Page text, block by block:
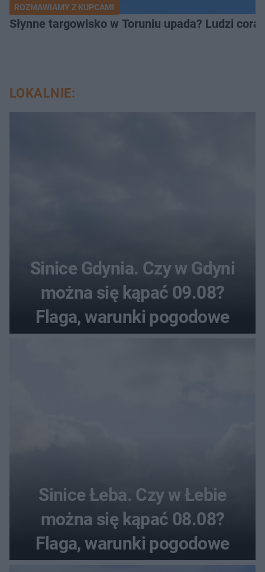
ROZMAWIAMY Z KUPCAMI
Słynne targowisko w Toruniu upada? Ludzi
LOKALNIE:
Sinice Gdynia. Czy w Gdyni
można się kąpać 09.08?
Flaga, warunki pogodowe
Sinice Łeba. Czy w Łebie
można się kąpać 08.08?
Flaga, warunki pogodowe